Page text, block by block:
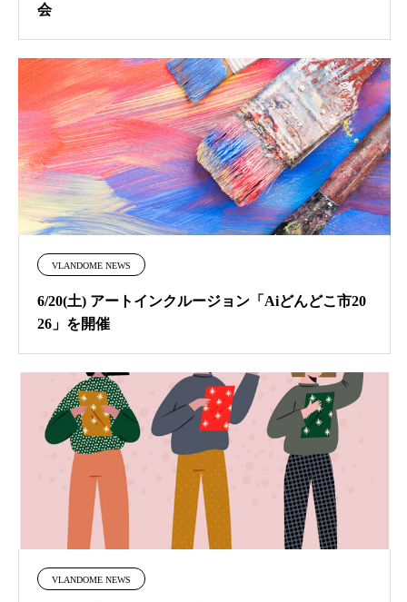
会
VLANDOME NEWS
6/20(土) アートインクルージョン「Aiどんどこ市20
26」を開催
VLANDOME NEWS